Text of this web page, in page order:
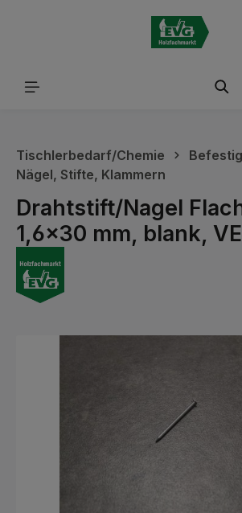
Tischlerbedarf/Chemie
Nägel, Stifte, Klammern
Drahtstift/Nagel
1,6x30 mm, blank,